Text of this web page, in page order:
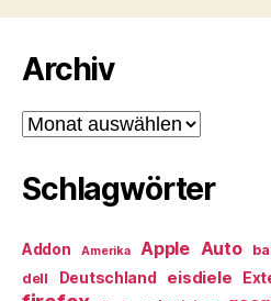
Archiv
Archiv
Schlagwörter
Addon Amerika Apple Auto
dell Deutschland eisdiele